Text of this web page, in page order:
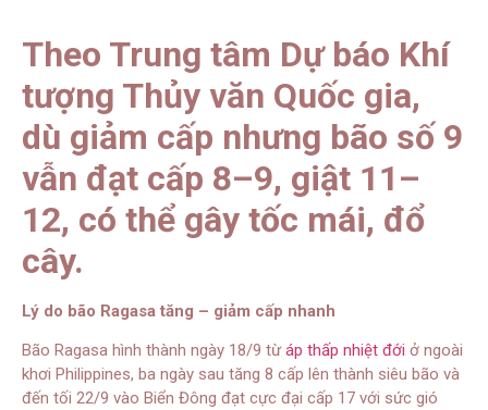
Theo Trung tâm Dự báo Khí
tượng Thủy văn Quốc gia,
dù giảm cấp nhưng bão số 9
vẫn đạt cấp 8–9, giật 11–
12, có thể gây tốc mái, đổ
cây.
Lý do bão Ragasa tăng – giảm cấp nhanh
Bão Ragasa hình thành ngày 18/9 từáp thấp nhiệt đới ở ngoài
khơi Philippines, ba ngày sau tăng 8 cấp lên thành siêu bão và
đến tối 22/9 vào Biển Đông đạt cực đại cấp 17 với sức gió